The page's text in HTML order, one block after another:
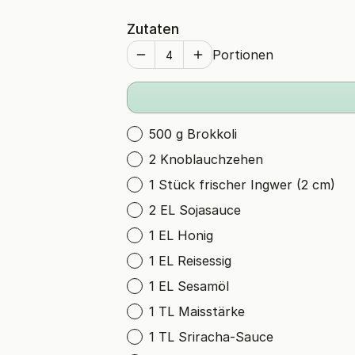
Zutaten
Portionen
500 g Brokkoli
2 Knoblauchzehen
1 Stück frischer Ingwer (2 cm)
2 EL Sojasauce
1 EL Honig
1 EL Reisessig
1 EL Sesamöl
1 TL Maisstärke
1 TL Sriracha-Sauce